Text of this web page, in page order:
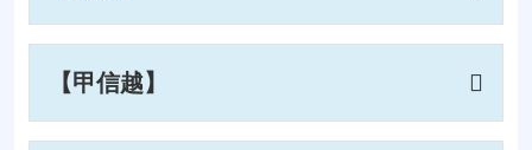
【甲信越】